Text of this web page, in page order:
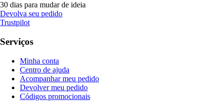
30 dias para mudar de ideia
Devolva seu pedido
Trustpilot
Serviços
Minha conta
Centro de ajuda
Acompanhar meu pedido
Devolver meu pedido
Códigos promocionais